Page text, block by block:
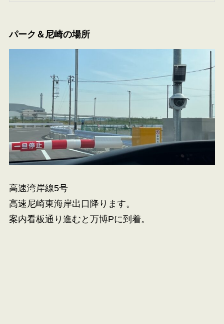
パーク＆尼崎の場所
高速湾岸線5号
高速尼崎東海岸出口降ります。
案内看板通り進むと万博Pに到着。